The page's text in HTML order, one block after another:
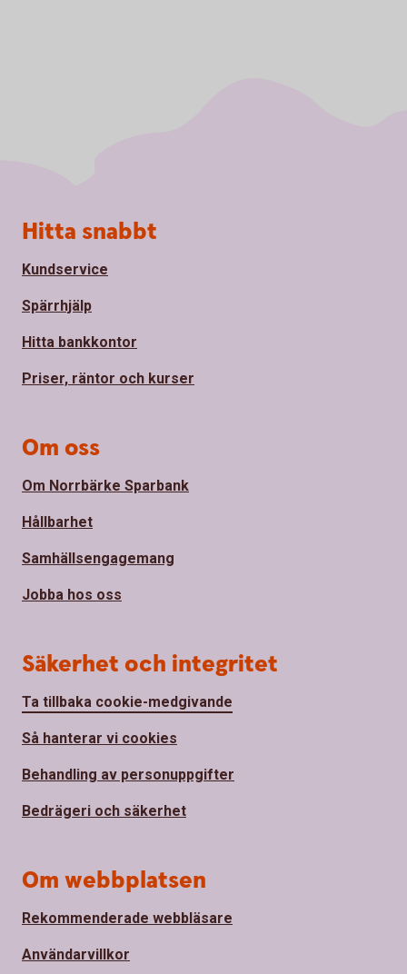
Sidfot
Hitta snabbt
Kundservice
Spärrhjälp
Hitta bankkontor
Priser, räntor och kurser
Om oss
Om Norrbärke Sparbank
Hållbarhet
Samhällsengagemang
Jobba hos oss
Säkerhet och integritet
Ta tillbaka cookie-medgivande
Så hanterar vi cookies
Behandling av personuppgifter
Bedrägeri och säkerhet
Om webbplatsen
Rekommenderade webbläsare
Användarvillkor